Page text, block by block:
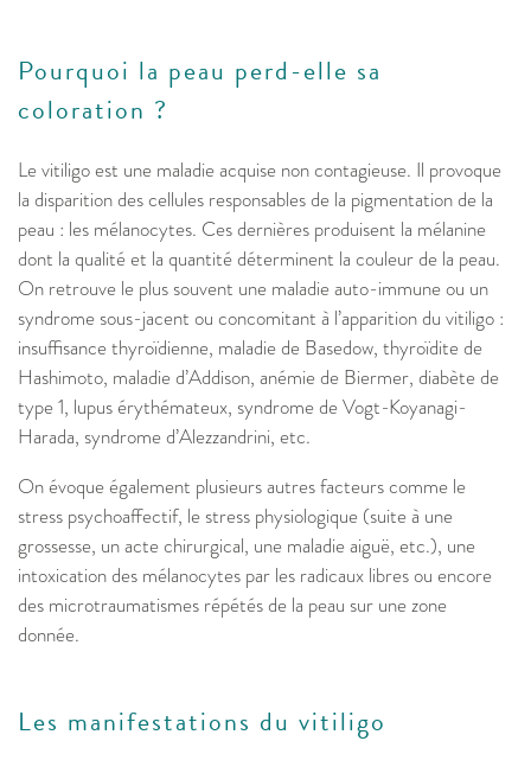
Pourquoi la peau perd-elle sa
coloration ?
Le vitiligo est une maladie acquise non contagieuse. Il provoque
la disparition des cellules responsables de la pigmentation de la
peau : les mélanocytes. Ces dernières produisent la mélanine
dont la qualité et la quantité déterminent la couleur de la peau.
On retrouve le plus souvent une maladie auto-immune ou un
syndrome sous-jacent ou concomitant à l’apparition du vitiligo :
insuffisance thyroïdienne, maladie de Basedow, thyroïdite de
Hashimoto, maladie d’Addison, anémie de Biermer, diabète de
type 1, lupus érythémateux, syndrome de Vogt-Koyanagi-
Harada, syndrome d’Alezzandrini, etc.
On évoque également plusieurs autres facteurs comme le
stress psychoaffectif, le stress physiologique (suite à une
grossesse, un acte chirurgical, une maladie aiguë, etc.), une
intoxication des mélanocytes par les radicaux libres ou encore
des microtraumatismes répétés de la peau sur une zone
donnée.
Les manifestations du vitiligo